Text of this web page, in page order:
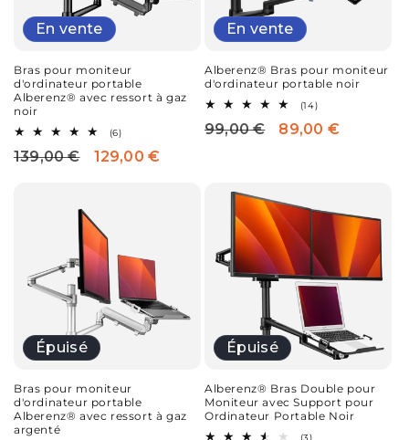
En vente
Bras pour moniteur
d'ordinateur portable
Alberenz® avec ressort à gaz
noir
(6)6
des
Prix
139,00 €
Prix
129,00 €
En vente
Alberenz® Bras pour moniteur
d'ordinateur portable noir
(14)14
des
Prix
99,00 €
Prix
89,00 €
Épuisé
Bras pour moniteur
d'ordinateur portable
Alberenz® avec ressort à gaz
argenté
Épuisé
Alberenz® Bras Double pour
Moniteur avec Support pour
Ordinateur Portable Noir
(3)3